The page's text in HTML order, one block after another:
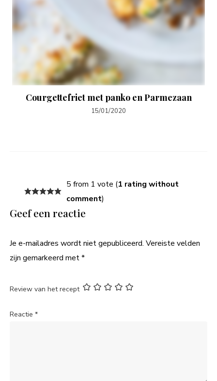
Courgettefriet met panko en Parmezaan
15/01/2020
5 from 1 vote (1 rating without
comment)
Geef een reactie
Je e-mailadres wordt niet gepubliceerd. Vereiste velden
zijn gemarkeerd met*
Review van het recept
Reactie *